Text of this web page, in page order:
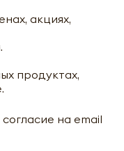
акциях,
продуктах,
на email